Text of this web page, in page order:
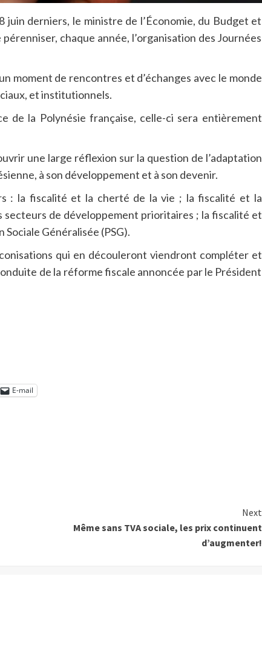
juin derniers, le ministre de l’Économie, du Budget et
chaque année, l’organisation des Journées
moment de rencontres et d’échanges avec le monde
et institutionnels.
de la Polynésie française, celle-ci sera entièrement
une large réflexion sur la question de l’adaptation
à son développement et à son devenir.
: la fiscalité et la cherté de la vie ; la fiscalité et la
secteurs de développement prioritaires ; la fiscalité et
Généralisée (PSG).
qui en découleront viendront compléter et
de la réforme fiscale annoncée par le Président
E-mail
Next
Même sans TVA sociale, les prix continuent
d’augmenter!